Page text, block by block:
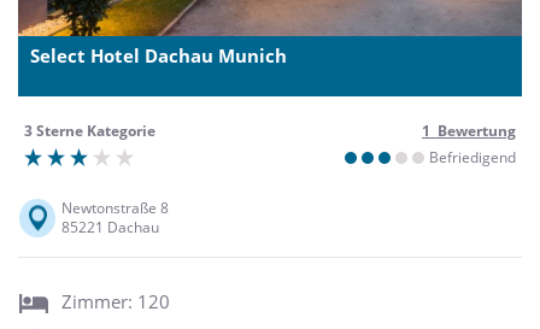
Select Hotel Dachau Munich
3 Sterne Kategorie
1 Bewertung
Befriedigend
Newtonstraße 8
85221 Dachau
Zimmer: 120